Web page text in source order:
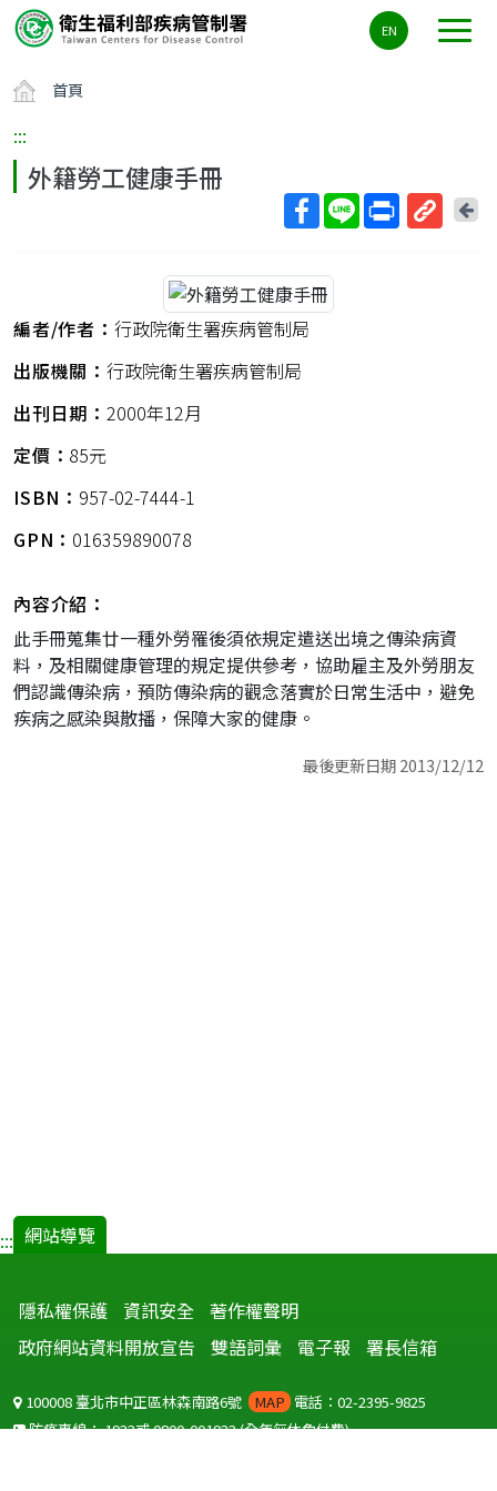
要
容
ALT+C
EN
首頁
:::
外籍勞工健康手冊
回
編者/作者： 行政院衛生署疾病管制局
出版機關： 行政院衛生署疾病管制局
出刊日期： 2000年12月
定價： 85元
ISBN： 957-02-7444-1
GPN： 016359890078
內容介紹：
此手冊蒐集廿一種外勞罹後須依規定遣送出境之傳染病資
料，及相關健康管理的規定提供參考，協助雇主及外勞朋友
們認識傳染病，預防傳染病的觀念落實於日常生活中，避免
疾病之感染與散播，保障大家的健康。
最後更新日期 2013/12/12
::: 網站導覽
隱私權保護 資訊安全 著作權聲明
政府網站資料開放宣告
雙語詞彙 電子報 署長信箱
100008 臺北市中正區林森南路6號 MAP 電話：02-2395-9825
防疫專線：1922或0800-001922(全年無休免付費)